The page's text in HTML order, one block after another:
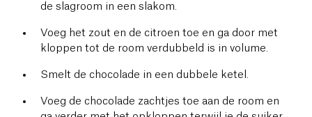
de slagroom in een slakom.
Voeg het zout en de citroen toe en ga door met
kloppen tot de room verdubbeld is in volume.
Smelt de chocolade in een dubbele ketel.
Voeg de chocolade zachtjes toe aan de room en